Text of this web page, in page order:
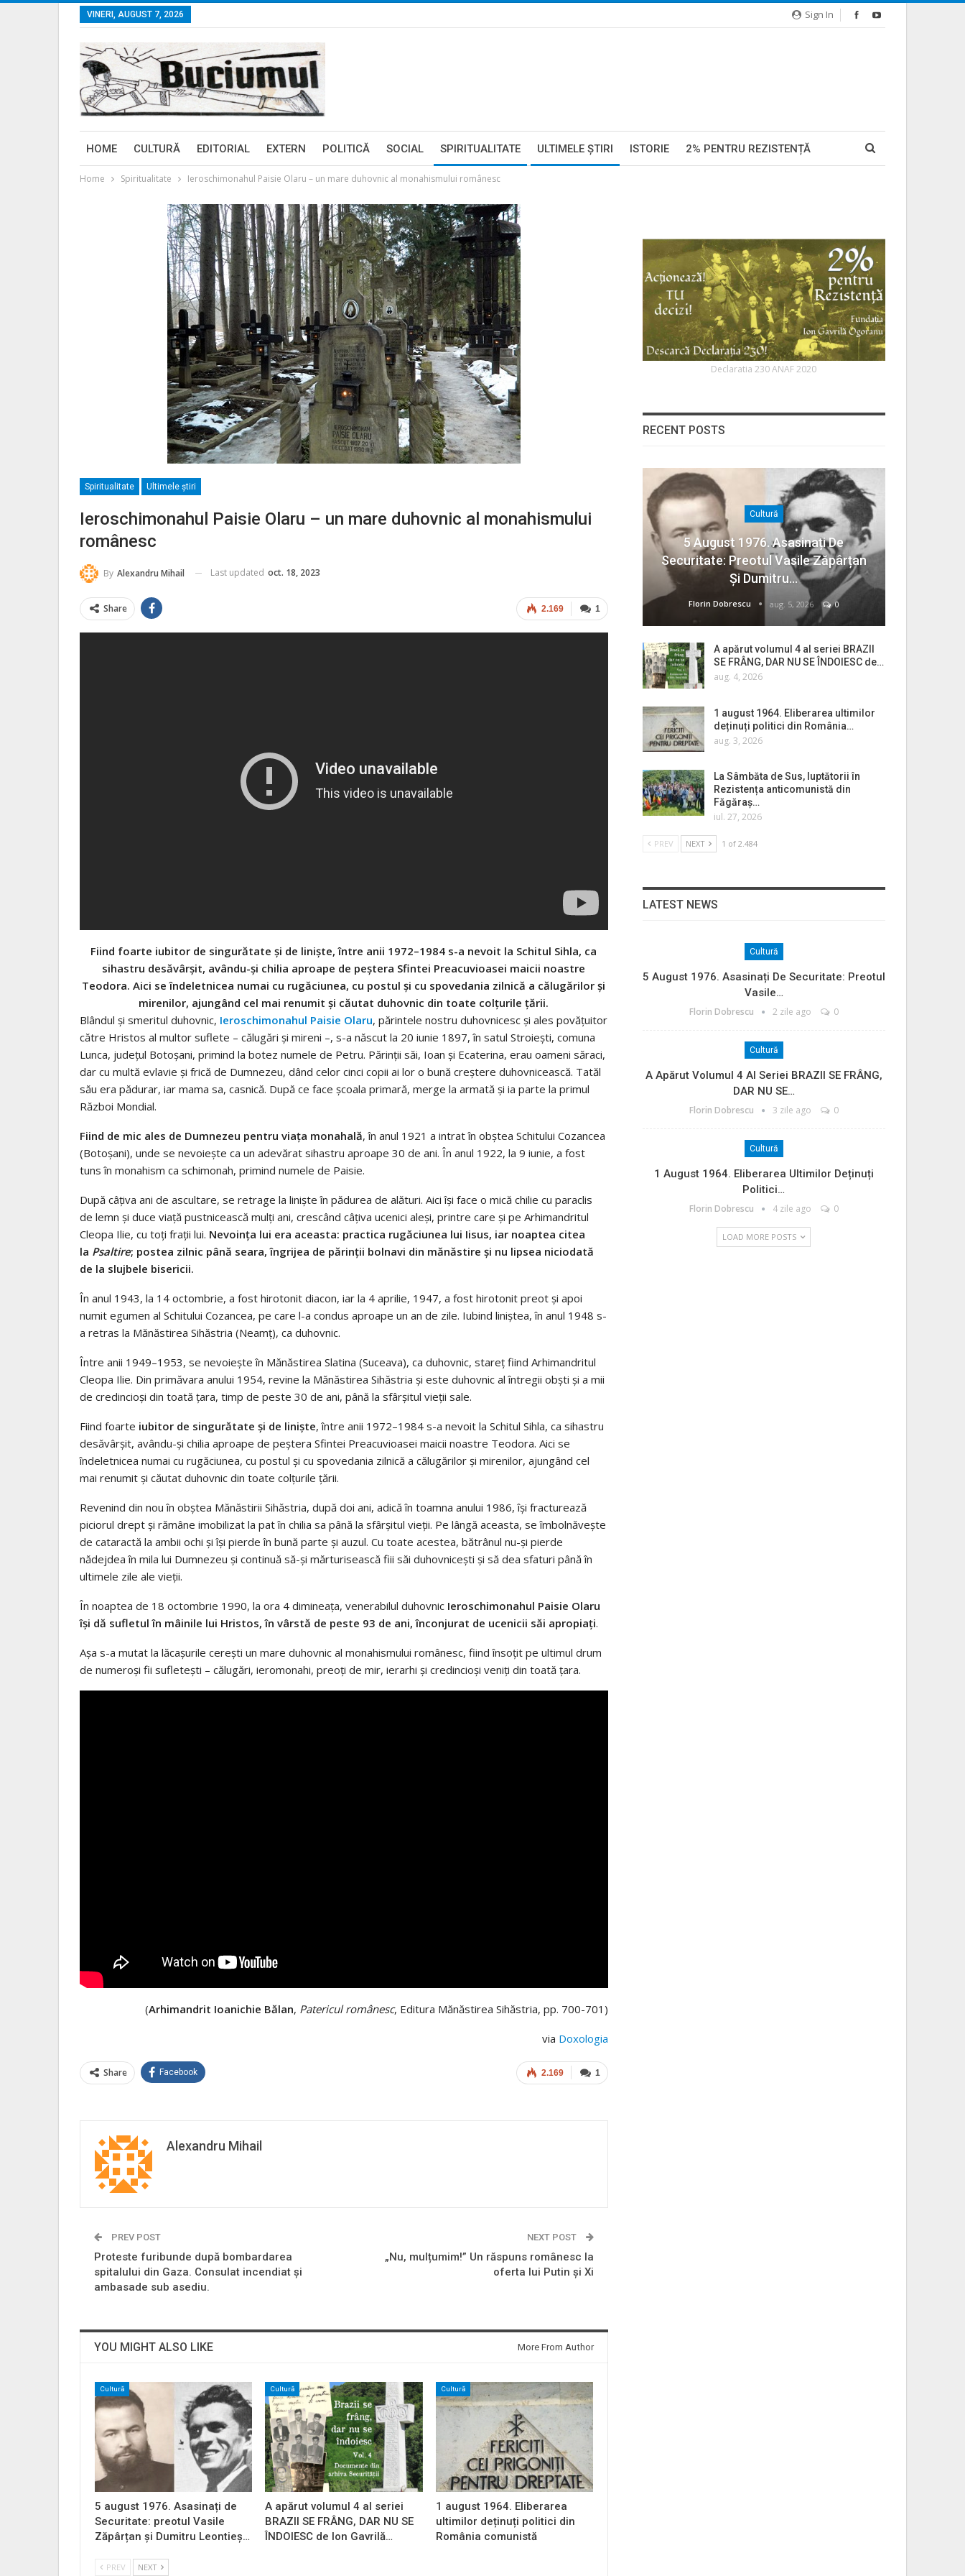
Sign In
VINERI, AUGUST 7, 2026
HOME CULTURĂ EDITORIAL EXTERN POLITICĂ SOCIAL SPIRITUALITATE ULTIMELE ŞTIRI ISTORIE 2% PENTRU REZISTENȚĂ
Home Spiritualitate Ieroschimonahul Paisie Olaru – un mare duhovnic al monahismului românesc
Spiritualitate Ultimele ştiri
Ieroschimonahul Paisie Olaru – un mare duhovnic al monahismului
românesc
By Alexandru Mihail Last updated oct. 18, 2023
1
2.169
Share
Fiind foarte iubitor de singurătate şi de linişte, între anii 1972–1984 s-a nevoit la Schitul Sihla, ca
sihastru desăvârşit, avându-şi chilia aproape de peştera Sfintei Preacuvioasei maicii noastre
Teodora. Aici se îndeletnicea numai cu rugăciunea, cu postul şi cu spovedania zilnică a călugărilor şi
mirenilor, ajungând cel mai renumit şi căutat duhovnic din toate colţurile ţării.
Blândul şi smeritul duhovnic, Ieroschimonahul Paisie Olaru, părintele nostru duhovnicesc şi ales povăţuitor
către Hristos al multor suflete – călugări şi mireni –, s-a născut la 20 iunie 1897, în satul Stroieşti, comuna
Lunca, judeţul Botoşani, primind la botez numele de Petru. Părinţii săi, Ioan şi Ecaterina, erau oameni săraci,
dar cu multă evlavie şi frică de Dumnezeu, dând celor cinci copii ai lor o bună creştere duhovnicească. Tatăl
său era pădurar, iar mama sa, casnică. După ce face şcoala primară, merge la armată şi ia parte la primul
Război Mondial.
Fiind de mic ales de Dumnezeu pentru viaţa monahală, în anul 1921 a intrat în obştea Schitului Cozancea
(Botoşani), unde se nevoieşte ca un adevărat sihastru aproape 30 de ani. În anul 1922, la 9 iunie, a fost
tuns în monahism ca schimonah, primind numele de Paisie.
După câţiva ani de ascultare, se retrage la linişte în pădurea de alături. Aici îşi face o mică chilie cu paraclis
de lemn şi duce viaţă pustnicească mulţi ani, crescând câţiva ucenici aleşi, printre care şi pe Arhimandritul
Cleopa Ilie, cu toţi fraţii lui. Nevoinţa lui era aceasta: practica rugăciunea lui Iisus, iar noaptea citea
la Psaltire; postea zilnic până seara, îngrijea de părinţii bolnavi din mănăstire şi nu lipsea niciodată
de la slujbele bisericii.
În anul 1943, la 14 octombrie, a fost hirotonit diacon, iar la 4 aprilie, 1947, a fost hirotonit preot şi apoi
numit egumen al Schitului Cozancea, pe care l-a condus aproape un an de zile. Iubind liniştea, în anul 1948 s-
a retras la Mănăstirea Sihăstria (Neamţ), ca duhovnic.
Între anii 1949–1953, se nevoieşte în Mănăstirea Slatina (Suceava), ca duhovnic, stareţ fiind Arhimandritul
Cleopa Ilie. Din primăvara anului 1954, revine la Mănăstirea Sihăstria şi este duhovnic al întregii obşti şi a mii
de credincioşi din toată ţara, timp de peste 30 de ani, până la sfârşitul vieţii sale.
Fiind foarte iubitor de singurătate şi de linişte, între anii 1972–1984 s-a nevoit la Schitul Sihla, ca sihastru
desăvârşit, avându-şi chilia aproape de peştera Sfintei Preacuvioasei maicii noastre Teodora. Aici se
îndeletnicea numai cu rugăciunea, cu postul şi cu spovedania zilnică a călugărilor şi mirenilor, ajungând cel
mai renumit şi căutat duhovnic din toate colţurile ţării.
Revenind din nou în obştea Mănăstirii Sihăstria, după doi ani, adică în toamna anului 1986, îşi fracturează
piciorul drept şi rămâne imobilizat la pat în chilia sa până la sfârşitul vieţii. Pe lângă aceasta, se îmbolnăveşte
de cataractă la ambii ochi şi îşi pierde în bună parte şi auzul. Cu toate acestea, bătrânul nu-şi pierde
nădejdea în mila lui Dumnezeu şi continuă să-şi mărturisească fiii săi duhovniceşti şi să dea sfaturi până în
ultimele zile ale vieţii.
În noaptea de 18 octombrie 1990, la ora 4 dimineaţa, venerabilul duhovnic Ieroschimonahul Paisie Olaru
îşi dă sufletul în mâinile lui Hristos, în vârstă de peste 93 de ani, înconjurat de ucenicii săi apropiaţi.
Aşa s-a mutat la lăcaşurile cereşti un mare duhovnic al monahismului românesc, fiind însoţit pe ultimul drum
de numeroşi fii sufleteşti – călugări, ieromonahi, preoţi de mir, ierarhi şi credincioşi veniţi din toată ţara.
(Arhimandrit Ioanichie Bălan, Patericul românesc, Editura Mănăstirea Sihăstria, pp. 700-701)
via Doxologia
1
2.169
Share Facebook
Alexandru Mihail
PREV POST
Proteste furibunde după bombardarea
spitalului din Gaza. Consulat incendiat și
ambasade sub asediu.
NEXT POST
„Nu, mulțumim!” Un răspuns românesc la
oferta lui Putin și Xi
YOU MIGHT ALSO LIKE More From Author
Cultură
5 august 1976. Asasinați de
Securitate: preotul Vasile
Zăpârțan și Dumitru Leontieș…
Cultură
A apărut volumul 4 al seriei
BRAZII SE FRÂNG, DAR NU SE
ÎNDOIESC de Ion Gavrilă…
Cultură
1 august 1964. Eliberarea
ultimilor deținuți politici din
România comunistă
PREV NEXT
Declaratia 230 ANAF 2020
RECENT POSTS
Cultură
5 August 1976. Asasinați De
Securitate: Preotul Vasile Zăpârțan
Și Dumitru…
Florin Dobrescu aug. 5, 2026 0
A apărut volumul 4 al seriei BRAZII
SE FRÂNG, DAR NU SE ÎNDOIESC de…
aug. 4, 2026
1 august 1964. Eliberarea ultimilor
deținuți politici din România…
aug. 3, 2026
La Sâmbăta de Sus, luptătorii în
Rezistența anticomunistă din
Făgăraș…
iul. 27, 2026
PREV NEXT 1 of 2.484
LATEST NEWS
Cultură
5 August 1976. Asasinați De Securitate: Preotul
Vasile…
Florin Dobrescu 2 zile ago 0
Cultură
A Apărut Volumul 4 Al Seriei BRAZII SE FRÂNG,
DAR NU SE…
Florin Dobrescu 3 zile ago 0
Cultură
1 August 1964. Eliberarea Ultimilor Deținuți
Politici…
Florin Dobrescu 4 zile ago 0
LOAD MORE POSTS